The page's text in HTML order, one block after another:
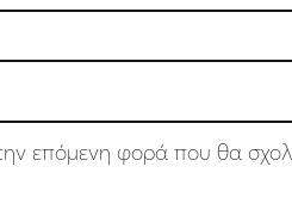
επόμενη φορά που θα